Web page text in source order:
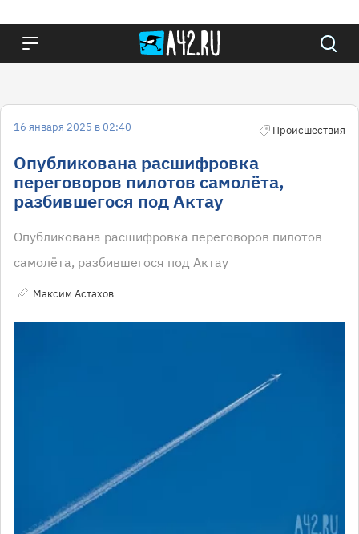
16 января 2025 в 02:40 Происшествия
Опубликована расшифровка
переговоров пилотов самолёта,
разбившегося под Актау
Опубликована расшифровка переговоров пилотов
самолёта, разбившегося под Актау
Максим Астахов